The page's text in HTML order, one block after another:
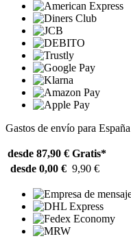
Gastos de envío para España
desde 87,90 € Gratis*
desde 0,00 € 9,90 €